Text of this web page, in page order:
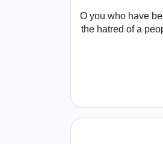
O you who have
the hatred of a